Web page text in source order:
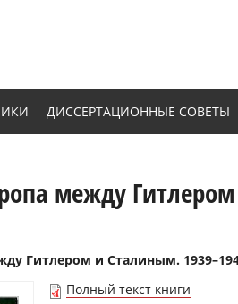
ДИССЕРТАЦИОННЫЕ СОВЕТЫ
между
Гитлером и Сталиным.
Полный текст книги